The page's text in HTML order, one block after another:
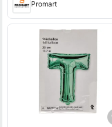
Promart